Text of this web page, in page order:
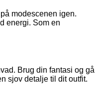
modescenen igen.
energi. Som en
Brug din fantasi og gå
sjov detalje til dit outfit.